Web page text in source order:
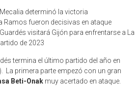
determinó la victoria
Ramos fueron decisivas en ataque
visitará Gijón para enfrentarse a La
de 2023
termina el último partido del año en
La primera parte empezó con un gran
Beti-Onak muy acertado en ataque.